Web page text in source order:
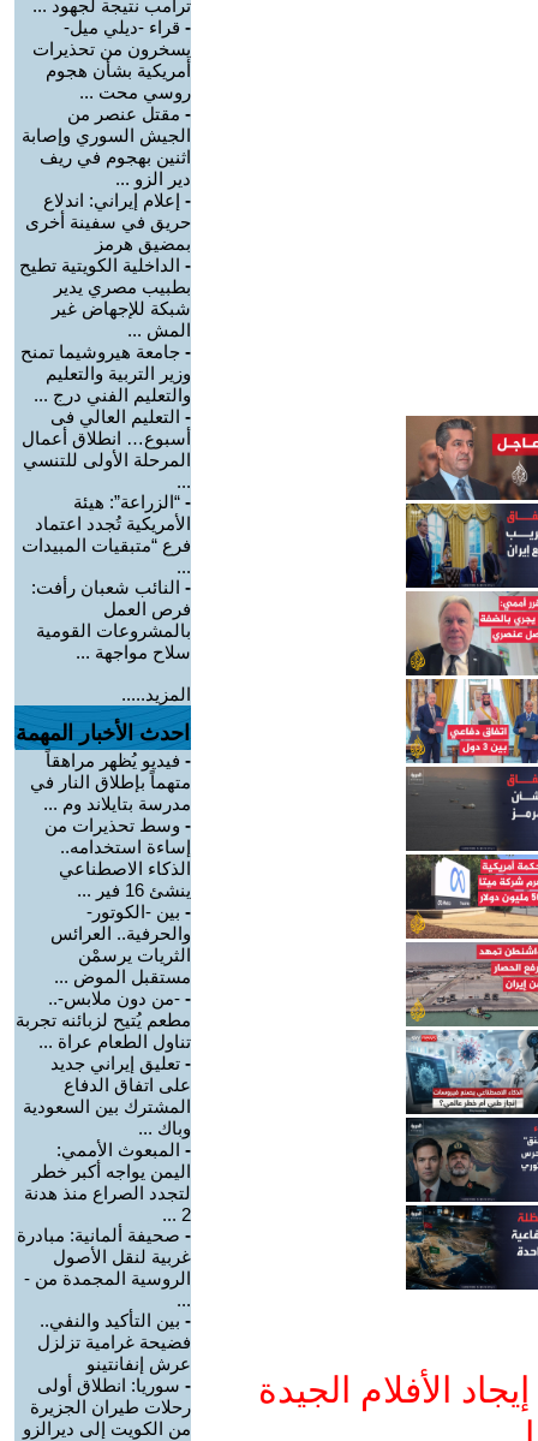
الأفلام الجيدة
ترامب نتيجة لجهود ...
- قراء -ديلي ميل-
يسخرون من تحذيرات
أمريكية بشأن هجوم
روسي محت ...
- مقتل عنصر من
الجيش السوري وإصابة
اثنين بهجوم في ريف
دير الزو ...
- إعلام إيراني: اندلاع
حريق في سفينة أخرى
بمضيق هرمز
- الداخلية الكويتية تطيح
بطبيب مصري يدير
شبكة للإجهاض غير
المش ...
- جامعة هيروشيما تمنح
وزير التربية والتعليم
والتعليم الفني درج ...
- التعليم العالي فى
أسبوع… انطلاق أعمال
المرحلة الأولى للتنسي
...
- “الزراعة”: هيئة
الأمريكية تُجدد اعتماد
فرع “متبقيات المبيدات
...
- النائب شعبان رأفت:
فرص العمل
بالمشروعات القومية
سلاح مواجهة ...
المزيد.....
احدث الأخبار المهمة
- فيديو يُظهر مراهقاً
متهماً بإطلاق النار في
مدرسة بتايلاند وم ...
- وسط تحذيرات من
إساءة استخدامه..
الذكاء الاصطناعي
ينشئ 16 فير ...
- بين -الكوتور-
والحرفية.. العرائس
الثريات يرسمْن
مستقبل الموض ...
- -من دون ملابس-..
مطعم يُتيح لزبائنه تجربة
تناول الطعام عراة ...
- تعليق إيراني جديد
على اتفاق الدفاع
المشترك بين السعودية
وباك ...
- المبعوث الأممي:
اليمن يواجه أكبر خطر
لتجدد الصراع منذ هدنة
2 ...
- صحيفة ألمانية: مبادرة
غربية لنقل الأصول
الروسية المجمدة من -
...
- بين التأكيد والنفي..
فضيحة غرامية تزلزل
عرش إنفانتينو
- سوريا: انطلاق أولى
رحلات طيران الجزيرة
من الكويت إلى ديرالزو